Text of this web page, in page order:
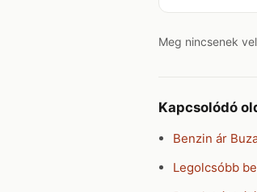
Meg nincsenek
Kapcsolódó
Benzin ár
Legolcsóbb